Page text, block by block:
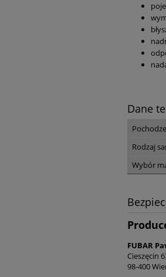
Dane
Rodzaj
Wybór
FUBAR
Cieszęcin
98-400